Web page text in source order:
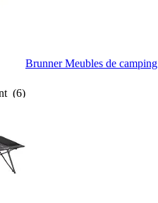
(6)
Brunner Meubles de camping